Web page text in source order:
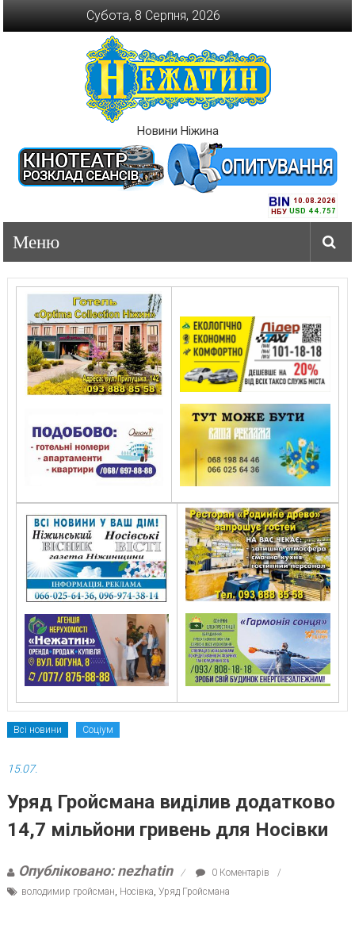
Субота, 8 Серпня, 2026
Новини Ніжина
Всі новини Соціум
15.07.
Уряд Гройсмана виділив додатково
14,7 мільйони гривень для Носівки
Опубліковано: nezhatin
0 Коментарів
володимир гройсман, Носівка, Уряд Гройсмана